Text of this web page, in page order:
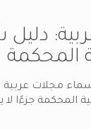
المحكمة
مجلات عربية
جزءًا لا